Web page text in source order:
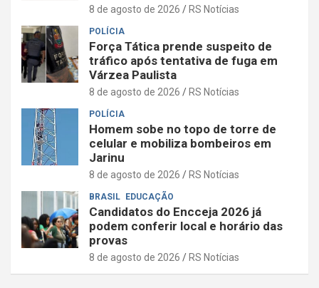
8 de agosto de 2026 RS Notícias
POLÍCIA
Força Tática prende suspeito de
tráfico após tentativa de fuga em
Várzea Paulista
8 de agosto de 2026 RS Notícias
POLÍCIA
Homem sobe no topo de torre de
celular e mobiliza bombeiros em
Jarinu
8 de agosto de 2026 RS Notícias
BRASIL EDUCAÇÃO
Candidatos do Encceja 2026 já
podem conferir local e horário das
provas
8 de agosto de 2026 RS Notícias